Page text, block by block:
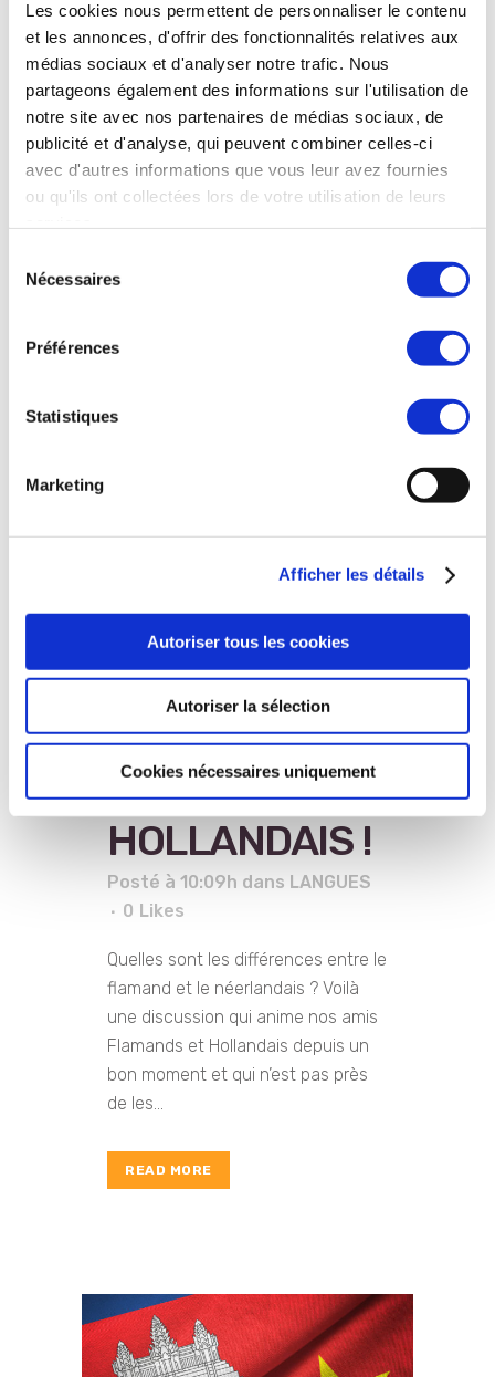
Les cookies nous permettent de personnaliser le contenu
et les annonces, d'offrir des fonctionnalités relatives aux
médias sociaux et d'analyser notre trafic. Nous
partageons également des informations sur l'utilisation de
notre site avec nos partenaires de médias sociaux, de
publicité et d'analyse, qui peuvent combiner celles-ci
avec d'autres informations que vous leur avez fournies
ou qu'ils ont collectées lors de votre utilisation de leurs
Nécessaires
Préférences
Statistiques
Marketing
Afficher les détails
Autoriser tous les cookies
Autoriser la sélection
Cookies nécessaires uniquement
Likes
LE SAVIEZ-VOUS ? Le 30 septembre
de chaque année, c’est la journée
mondiale de la traduction ! A la
Saint-Jérôme, les traducteurs,
interprètes, relecteurs et
petite histoire, Saint-Jérôme...
22 AvrLE
CASSE-TETE
HOLLANDAIS !
Posté à 10:09h dans LANGUES
0 Likes
Quelles sont les différences entre le
flamand et le néerlandais ? Voilà
une discussion qui anime nos amis
Flamands et Hollandais depuis un
bon moment et qui n’est pas près
de les...
READ MORE